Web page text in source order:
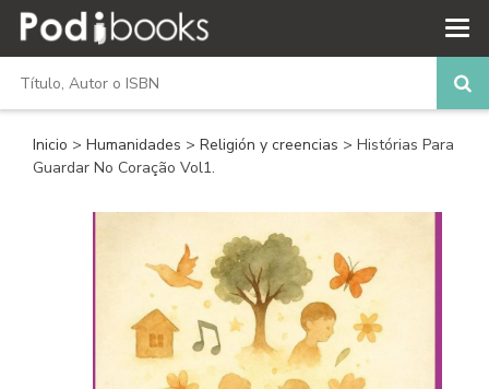
Inicio > Humanidades > Religión y creencias > Histórias Para
Guardar No Coração Vol1.